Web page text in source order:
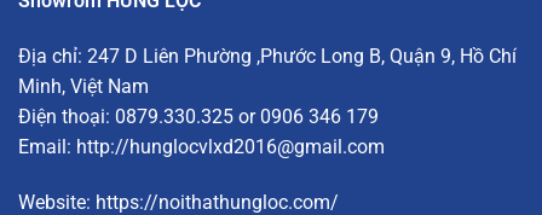
Địa chỉ: 247 D Liên Phường ,Phước Long B, Quận 9, Hồ Chí
Minh, Việt Nam
Điện thoại: 0879.330.325 or 0906 346 179
Email: http://hunglocvlxd2016@gmail.com
Website: https://noithathungloc.com/